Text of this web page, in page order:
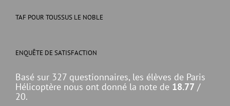
TAF POUR TOUSSUS LE NOBLE
ENQUÊTE DE SATISFACTION
Basé sur 327 questionnaires, les élèves de Paris
Hélicoptère nous ont donné la note de 18.77 /
20.